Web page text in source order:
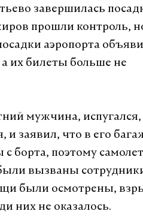
завершилась
прошли контроль,
аэропорта
их билеты больше не
мужчина, испугался,
заявил, что в его
борта, поэтому
вызваны
были осмотрены,
них не оказалось.